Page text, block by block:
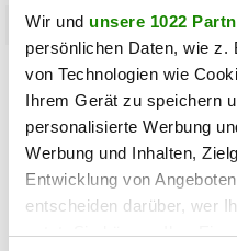
Wir und unsere 1022
persönlichen Daten, wie
von Technologien wie
Ihrem Gerät zu speichern
personalisierte Werbung
Werbung und Inhalten,
Entwicklung von
entscheiden darüber, wer
nutzt. Sie können Ihre
sport
Heiß: Lindsey Vonn
06.08.2026 UM 09:28,JOVANA
Lindsey Vonn begeistert
roten Bikini zeigt die Ski-
genießt entspannte